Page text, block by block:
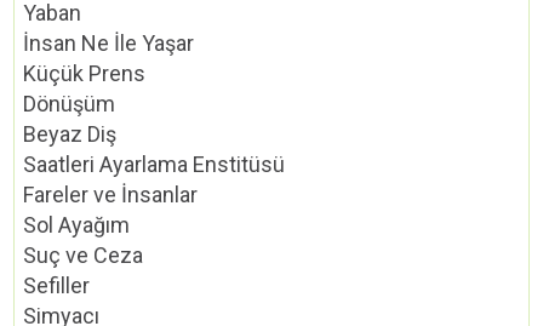
Yaban
İnsan Ne İle Yaşar
Küçük Prens
Dönüşüm
Beyaz Diş
Saatleri Ayarlama Enstitüsü
Fareler ve İnsanlar
Sol Ayağım
Suç ve Ceza
Sefiller
Simyacı